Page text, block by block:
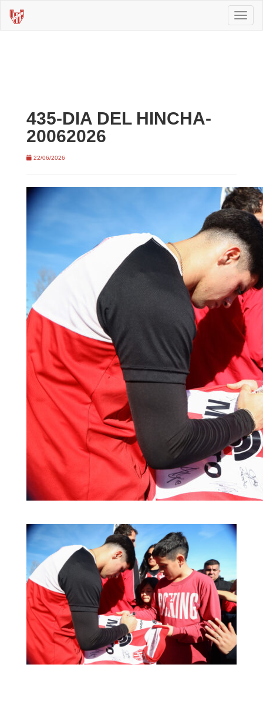
435-DIA DEL HINCHA-
20062026
22/06/2026